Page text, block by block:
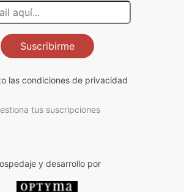
Suscribirme
las condiciones de privacidad
tus suscripciones
y desarrollo por